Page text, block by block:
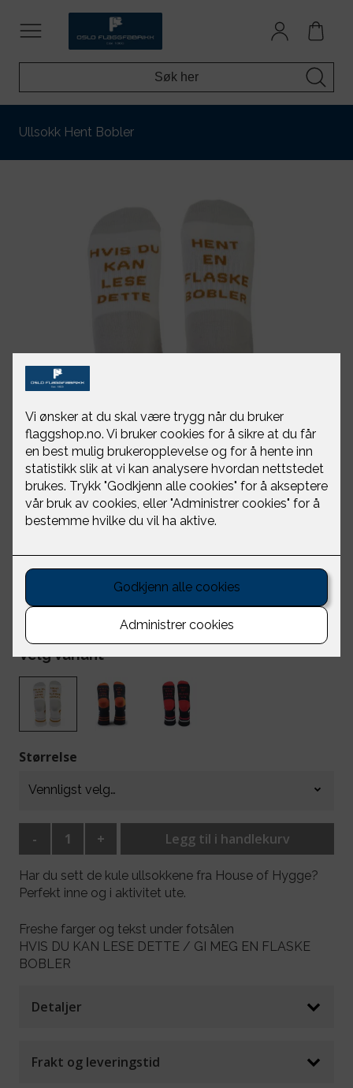
Ullsokk Hent Bobler
Ullsokk Hent Bobler
House of Hygge
Velg Variant
Størrelse
- + Legg til i handlekurv
Har du sett de kule ullsokkene fra House of Hygge?
Perfekt inne og i aktivitet ute.
Freshe farger og tekst under fotsålen
HVIS DU KAN LESE DETTE / GI MEG EN FLASKE
BOBLER
Detaljer
Frakt og leveringstid